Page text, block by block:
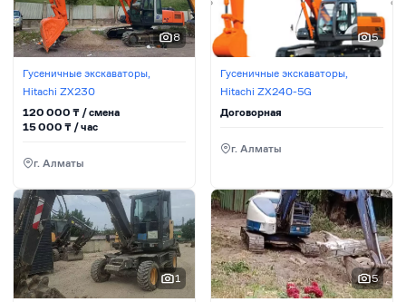
8
Гусеничные экскаваторы,
Hitachi ZX230
120 000 ₸ / сменa
15 000 ₸ / час
г. Алматы
5
Гусеничные экскаваторы,
Hitachi ZX240-5G
Договорная
г. Алматы
1 5